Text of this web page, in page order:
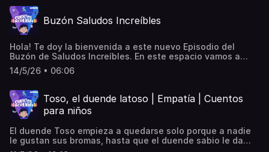
una mágica aventura, en la que descubrirá y entenderá lo
valioso que es el trabajo de su papá.
Buzón Saludos Increíbles
Hola! Te doy la bienvenida a este nuevo Episodio del
Buzón de Saludos Increíbles. En este espacio vamos a
escuchar algunos de los saludos que me han mandado de
manera al azar. Atención que podrías escuchar el tuyo. Si
cuentosincreibles.com y escucha, conmigo, la magia de tu
propia voz… ¡Hasta muy pronto!
14/5/26 • 06:06
Toso, el duende latoso | Empatía | Cuentos
para niños
El duende Toso empieza a quedarse solo porque a nadie
le gustan sus bromas, hasta que el duende sabio le da
una gran lección.